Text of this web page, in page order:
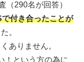
（290名が回答）
付き合ったことが
。
ありません。
！という方の為に